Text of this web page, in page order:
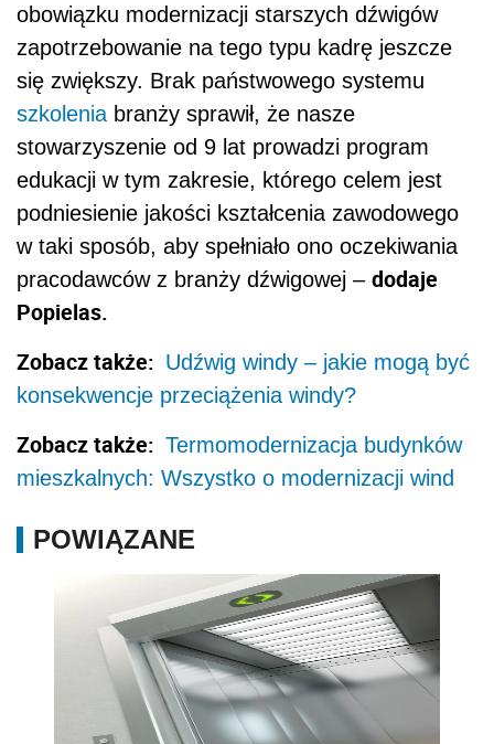
obowiązku modernizacji starszych dźwigów
zapotrzebowanie na tego typu kadrę jeszcze
się zwiększy. Brak państwowego systemu
szkolenia branży sprawił, że nasze
stowarzyszenie od 9 lat prowadzi program
edukacji w tym zakresie, którego celem jest
podniesienie jakości kształcenia zawodowego
w taki sposób, aby spełniało ono oczekiwania
pracodawców z branży dźwigowej – dodaje
Popielas.
Zobacz także: Udźwig windy – jakie mogą być
konsekwencje przeciążenia windy?
Zobacz także: Termomodernizacja budynków
mieszkalnych: Wszystko o modernizacji wind
POWIĄZANE